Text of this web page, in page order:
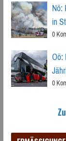
in
0
0